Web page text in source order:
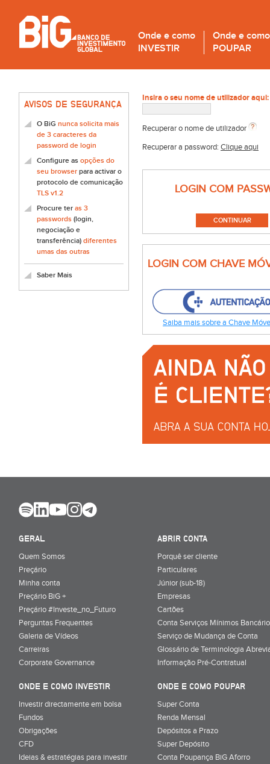
Onde e como
INVESTIR
Onde e como
POUPAR
AVISOS DE SEGURANÇA
O BiG nunca solicita mais
de 3 caracteres da
password de login
Configure as opções do
seu browser para activar o
protocolo de comunicação
TLS v1.2
Procure ter as 3
passwords (login,
negociação e
transferência) diferentes
umas das outras
Saber Mais
Insira o seu nome de utilizador aqui:
Recuperar o nome de utilizador
Recuperar a password: Clique aqui
LOGIN COM
LOGIN COM CHAVE
Saiba mais sobre a Chave
GERAL
Quem Somos
Preçário
Minha conta
Preçário BiG +
Preçário #Investe_no_Futuro
Perguntas Frequentes
Galeria de Vídeos
Carreiras
Corporate Governance
ABRIR CONTA
Porquê ser cliente
Particulares
Júnior (sub-18)
Empresas
Cartões
Conta Serviços Mínimos
Serviço de Mudança de Conta
Glossário de Terminologia
Informação Pré-Contratual
ONDE E COMO INVESTIR
Investir directamente em bolsa
Fundos
Obrigações
CFD
Ideias & estratégias para investir
ONDE E COMO POUPAR
Super Conta
Renda Mensal
Depósitos a Prazo
Super Depósito
Conta Poupança BiG Aforro